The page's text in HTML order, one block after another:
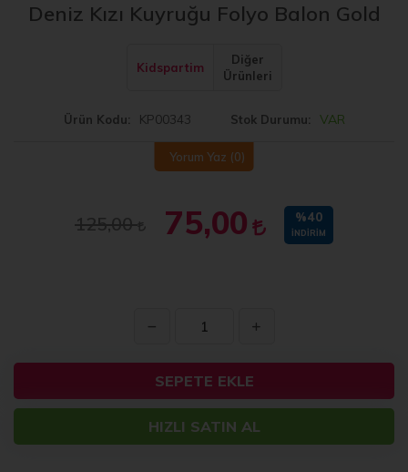
Deniz Kızı Kuyruğu Folyo Balon Gold
Kidspartim
Diğer
Ürünleri
Ürün Kodu KP00343 Stok Durumu VAR
Yorum Yaz (0)
125,00 75,00 %40
İNDIRIM
SEPETE EKLE
HIZLI SATIN AL